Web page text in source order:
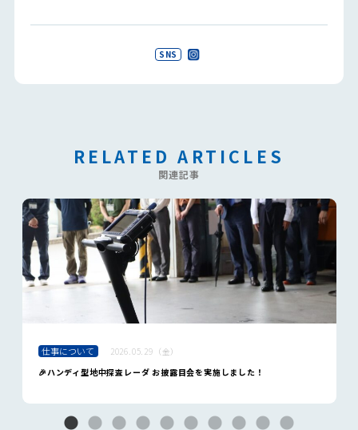
SNS
RELATED ARTICLES
関連記事
仕事について
2026.05.29（金）
🎉ハンディ型地中探査レーダ お披露目会を実施しました！